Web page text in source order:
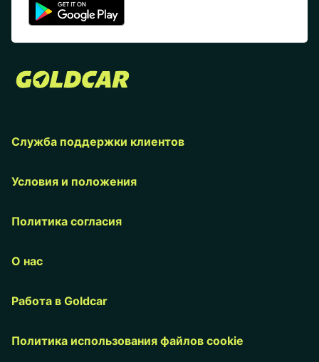
Служба поддержки клиентов
Условия и положения
Политика согласия
О нас
Работа в Goldcar
Политика использования файлов cookie